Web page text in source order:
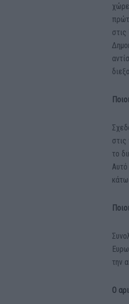
στις
το
την
Ο